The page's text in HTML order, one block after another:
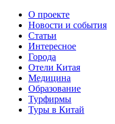
О проекте
Новости и события
Статьи
Интересное
Города
Отели Китая
Медицина
Образование
Турфирмы
Туры в Китай